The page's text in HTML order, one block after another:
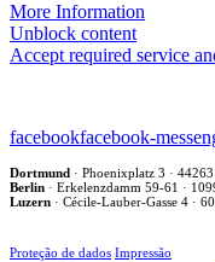
aus.
More Information
Unblock content
Accept required service
facebookfacebook-
Dortmund · Phoenixplatz 3 ·
Berlin · Erkelenzdamm 59-61 ·
Luzern · Cécile-Lauber-Gasse 4 ·
Proteção de dados Impressão